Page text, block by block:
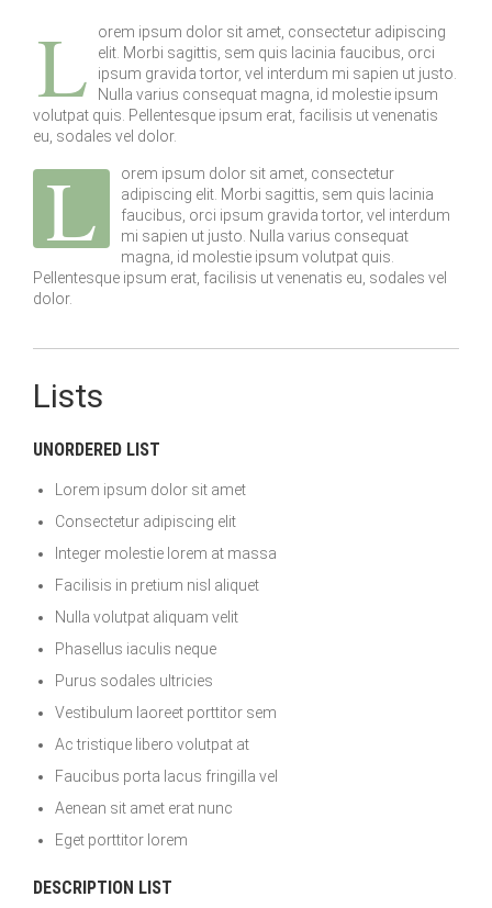
L
orem ipsum dolor sit amet, consectetur adipiscing
elit. Morbi sagittis, sem quis lacinia faucibus, orci
ipsum gravida tortor, vel interdum mi sapien ut justo.
Nulla varius consequat magna, id molestie ipsum
volutpat quis. Pellentesque ipsum erat, facilisis ut venenatis
eu, sodales vel dolor.
L
orem ipsum dolor sit amet, consectetur
adipiscing elit. Morbi sagittis, sem quis lacinia
faucibus, orci ipsum gravida tortor, vel interdum
mi sapien ut justo. Nulla varius consequat
magna, id molestie ipsum volutpat quis.
Pellentesque ipsum erat, facilisis ut venenatis eu, sodales vel
dolor.
Lists
UNORDERED LIST
Lorem ipsum dolor sit amet
Consectetur adipiscing elit
Integer molestie lorem at massa
Facilisis in pretium nisl aliquet
Nulla volutpat aliquam velit
Phasellus iaculis neque
Purus sodales ultricies
Vestibulum laoreet porttitor sem
Ac tristique libero volutpat at
Faucibus porta lacus fringilla vel
Aenean sit amet erat nunc
Eget porttitor lorem
DESCRIPTION LIST